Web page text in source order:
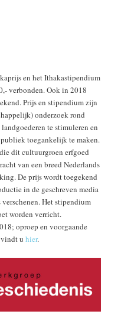
en het Ithakastipendium
verbonden. Ook in 2018
Prijs en stipendium zijn
onderzoek rond
te stimuleren en
toegankelijk te maken.
dit cultuurgroen erfgoed
van een breed Nederlands
De prijs wordt toegekend
in de geschreven media
Het stipendium
worden verricht.
oproep en voorgaande
vindt uhier.